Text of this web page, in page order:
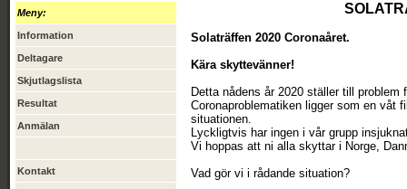
Meny:
Information
Deltagare
Skjutlagslista
Resultat
Anmälan
Kontakt
Solaträffen 2020 Coronaåret.
Kära skyttevänner!
Detta nådens år 2020 ställer till problem
Coronaproblematiken ligger som en våt
situationen.
Lyckligtvis har ingen i vår grupp
Vi hoppas att ni alla skyttar i Norge,
Vad gör vi i rådande situation?